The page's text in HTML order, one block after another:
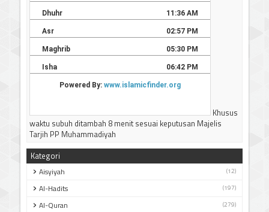
Khusus
waktu subuh ditambah 8 menit sesuai keputusan Majelis
Tarjih PP Muhammadiyah
Kategori
Aisyiyah (12)
Al-Hadits (197)
Al-Quran (279)